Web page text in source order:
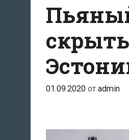
01.09.2020 от admin